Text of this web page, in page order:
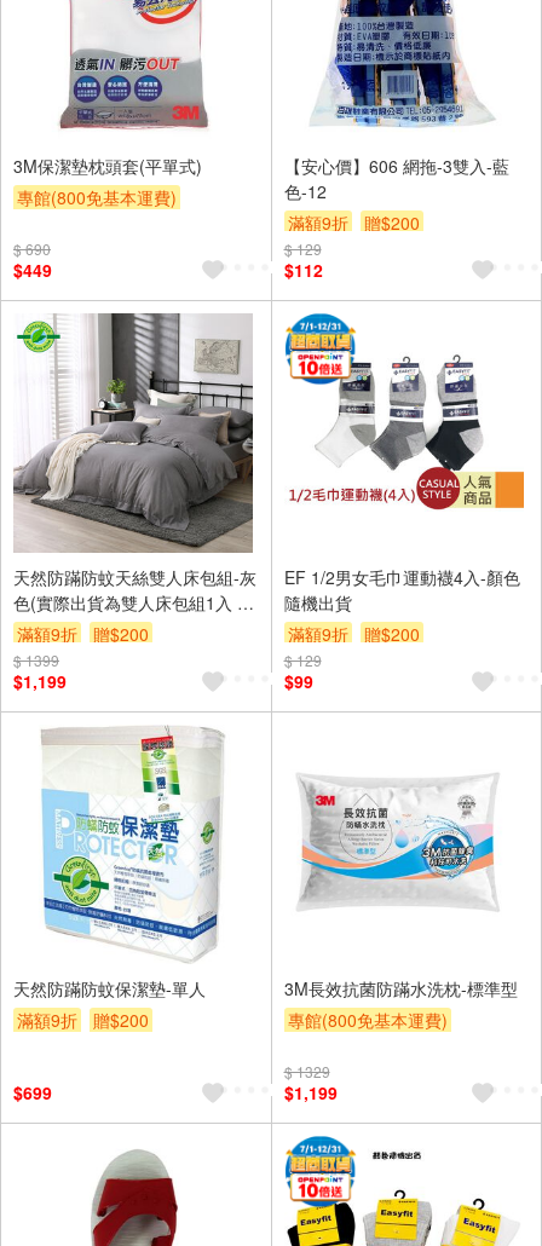
3M保潔墊枕頭套(平單式)
專館(800免基本運費)
$ 690
$449
【安心價】606 網拖-3雙入-藍
色-12
滿額9折
贈$200
$ 129
$112
天然防蹣防蚊天絲雙人床包組-灰
色(實際出貨為雙人床包組1入 不
含其他陳列佈置物)
滿額9折 贈$200
$ 1399
$1,199
EF 1/2男女毛巾運動襪4入-顏色
隨機出貨
滿額9折
贈$200
$ 129
$99
天然防蹣防蚊保潔墊-單人
滿額9折
贈$200
$699
3M長效抗菌防蹣水洗枕-標準型
專館(800免基本運費)
$ 1329
$1,199